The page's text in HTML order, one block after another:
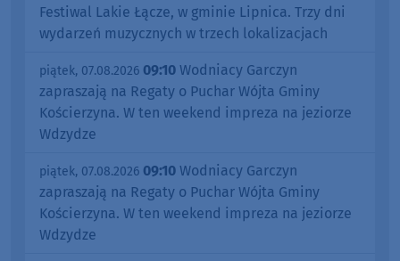
Festiwal Lakie Łącze, w gminie Lipnica. Trzy dni
wydarzeń muzycznych w trzech lokalizacjach
piątek, 07.08.2026 09:10 Wodniacy Garczyn
zapraszają na Regaty o Puchar Wójta Gminy
Kościerzyna. W ten weekend impreza na jeziorze
Wdzydze
piątek, 07.08.2026 09:10 Wodniacy Garczyn
zapraszają na Regaty o Puchar Wójta Gminy
Kościerzyna. W ten weekend impreza na jeziorze
Wdzydze